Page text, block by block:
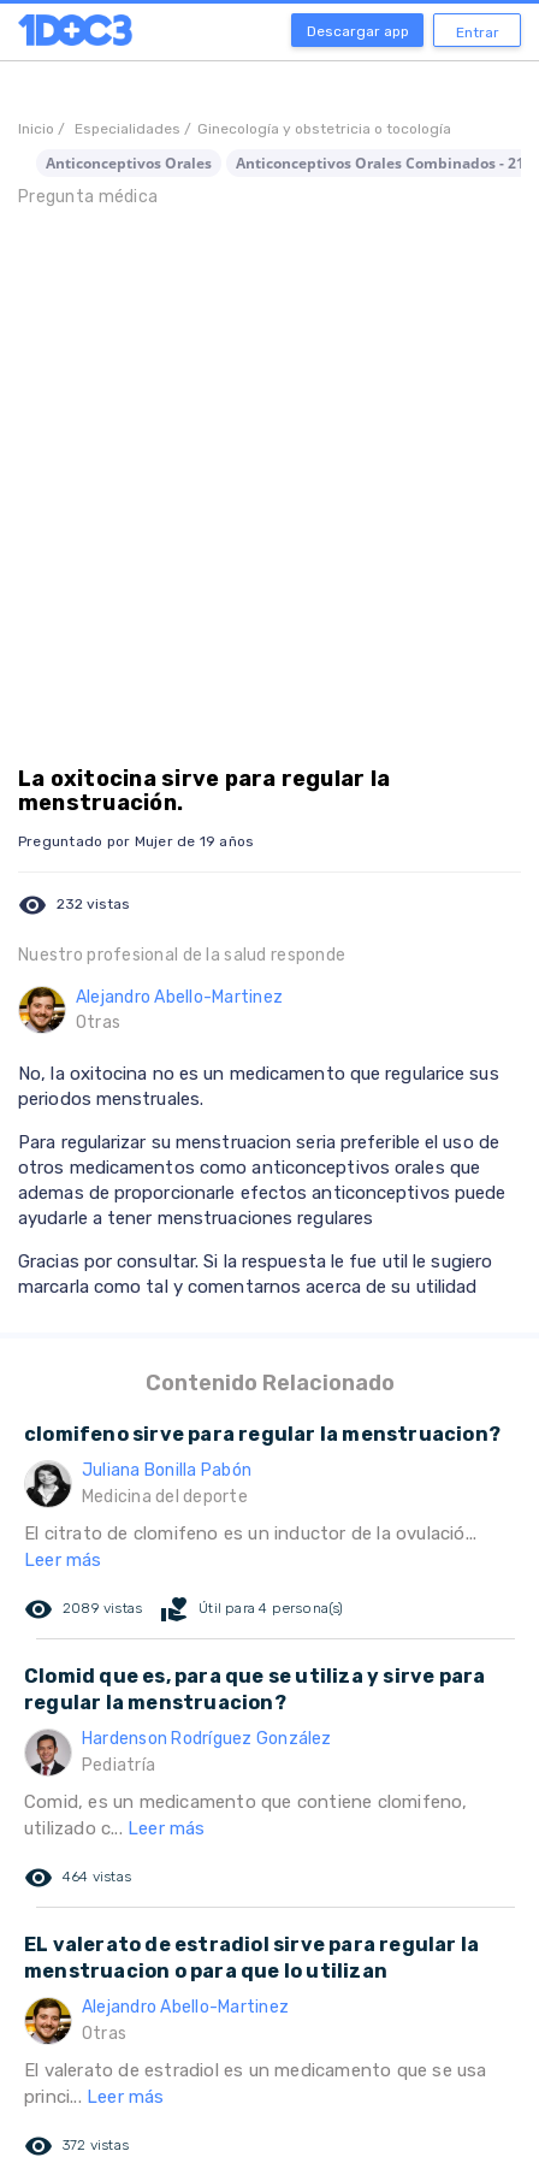
Descargar app Entrar
Inicio / Especialidades / Ginecología y obstetricia o tocología
Anticonceptivos Orales
Anticonceptivos Orales Combinados - 21
Pregunta médica
La oxitocina sirve para regular la
menstruación.
Preguntado por Mujer de 19 años
visibility 232 vistas
Nuestro profesional de la salud responde
Alejandro Abello-Martinez
Otras
No, la oxitocina no es un medicamento que regularice sus
periodos menstruales.
Para regularizar su menstruacion seria preferible el uso de
otros medicamentos como anticonceptivos orales que
ademas de proporcionarle efectos anticonceptivos puede
ayudarle a tener menstruaciones regulares
Gracias por consultar. Si la respuesta le fue util le sugiero
marcarla como tal y comentarnos acerca de su utilidad
Contenido Relacionado
clomifeno sirve para regular la menstruacion?
Juliana Bonilla Pabón
Medicina del deporte
El citrato de clomifeno es un inductor de la ovulació...
Leer más
remove_red_eye 2089 vistas volunteer_activism Útil para 4 persona(s)
Clomid que es, para que se utiliza y sirve para
regular la menstruacion?
Hardenson Rodríguez González
Pediatría
Comid, es un medicamento que contiene clomifeno,
utilizado c... Leer más
remove_red_eye 464 vistas
EL valerato de estradiol sirve para regular la
menstruacion o para que lo utilizan
Alejandro Abello-Martinez
Otras
El valerato de estradiol es un medicamento que se usa
princi... Leer más
remove_red_eye 372 vistas